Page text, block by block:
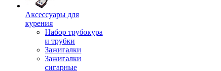
Аксессуары для
курения
Набор трубокура
и трубки
Зажигалки
Зажигалки
сигарные